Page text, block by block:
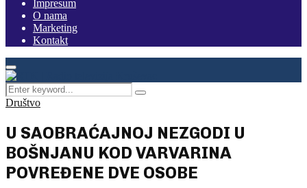
Impresum
O nama
Marketing
Kontakt
Facebook
Instagram
Youtube
Primary
Menu
Search
for:
Pretraga
Društvo
U SAOBRAĆAJNOJ NEZGODI U
BOŠNJANU KOD VARVARINA
POVREĐENE DVE OSOBE